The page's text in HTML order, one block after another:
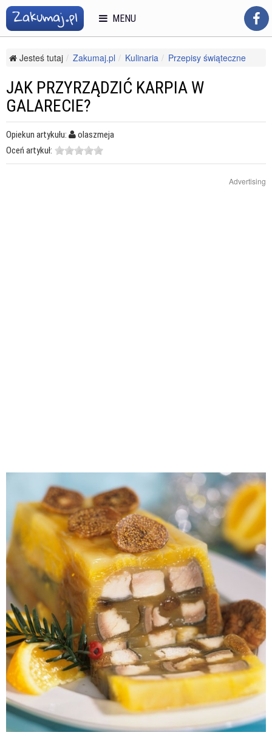
Jesteś tutaj Zakumaj.pl Kulinaria
Przepisy świąteczne
JAK PRZYRZĄDZIĆ KARPIA W
GALARECIE?
Opiekun artykułu:
olaszmeja
Oceń artykuł:
Advertising
MENU